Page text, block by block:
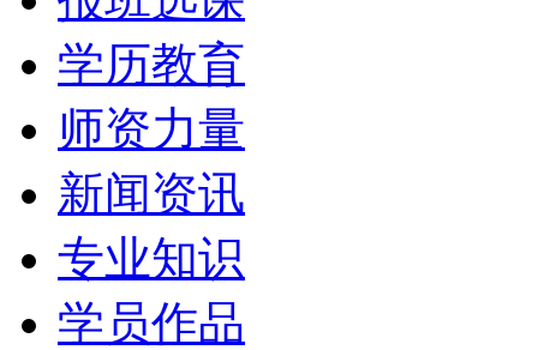
学历教育
师资力量
新闻资讯
专业知识
学员作品